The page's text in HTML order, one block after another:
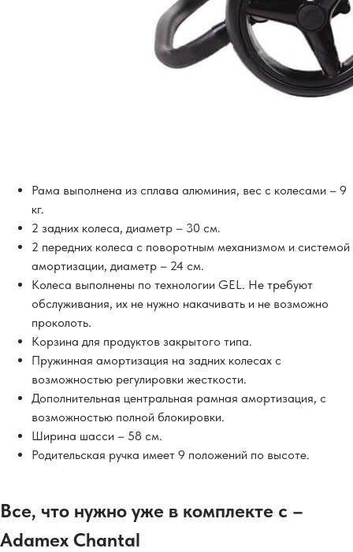
Рама выполнена из сплава алюминия, вес с колесами – 9
кг.
2 задних колеса, диаметр – 30 см.
2 передних колеса с поворотным механизмом и системой
амортизации, диаметр – 24 см.
Колеса выполнены по технологии GEL. Не требуют
обслуживания, их не нужно накачивать и не возможно
проколоть.
Корзина для продуктов закрытого типа.
Пружинная амортизация на задних колесах с
возможностью регулировки жесткости.
Дополнительная центральная рамная амортизация, с
возможностью полной блокировки.
Ширина шасси – 58 см.
Родительская ручка имеет 9 положений по высоте.
Все, что нужно уже в комплекте с –
Adamex Chantal